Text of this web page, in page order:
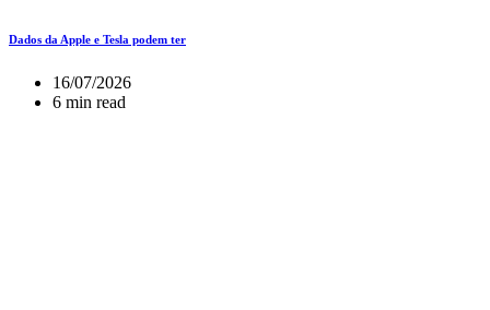
Dados da Apple e Tesla podem ter
16/07/2026
6 min read